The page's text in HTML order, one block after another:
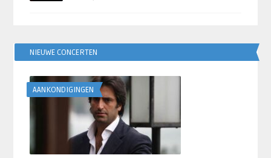
NIEUWE CONCERTEN
AANKONDIGINGEN